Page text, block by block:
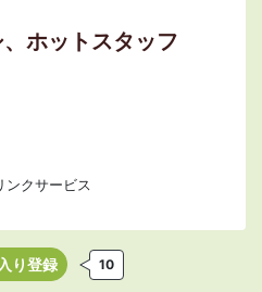
ホットスタッフ
ンクサービス
り登録 10